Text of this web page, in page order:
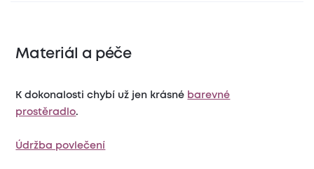
Materiál a péče
K dokonalosti chybí už jen krásné barevné
prostěradlo.
Údržba povlečení